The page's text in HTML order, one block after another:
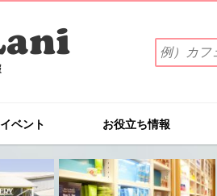
索
ワ
を
入
力
(例）
イベント お役立ち情報